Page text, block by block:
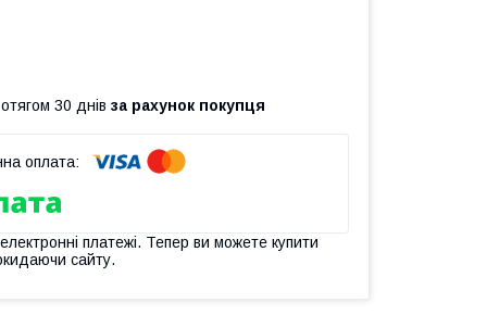
30 днів за рахунок покупця
платежі. Тепер ви можете купити
сайту.